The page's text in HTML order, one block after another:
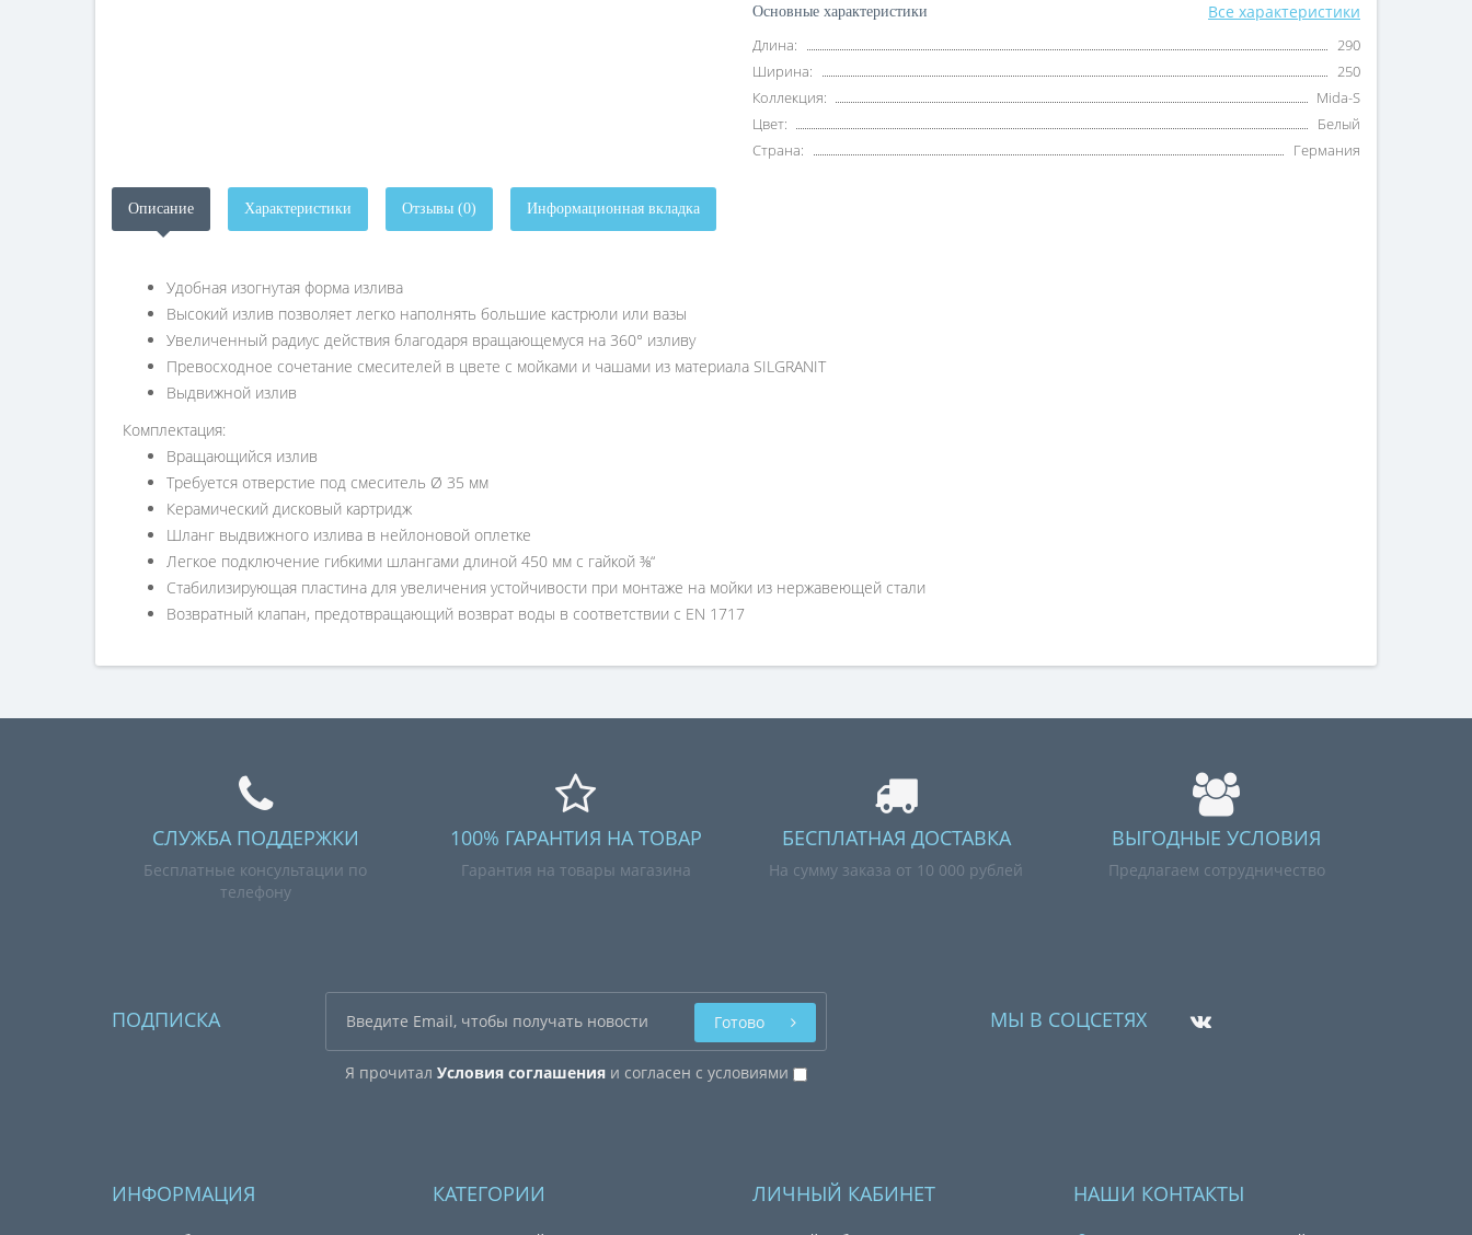
Основные характеристики Все характеристики
Длина:
290
Ширина:
250
Коллекция:
Mida-S
Цвет:
Белый
Страна:
Германия
Описание Характеристики Отзывы (0) Информационная вкладка
Удобная изогнутая форма излива
Высокий излив позволяет легко наполнять большие кастрюли или вазы
Увеличенный радиус действия благодаря вращающемуся на 360° изливу
Превосходное сочетание смесителей в цвете с мойками и чашами из материала SILGRANIT
Выдвижной излив
Комплектация:
Вращающийся излив
Требуется отверстие под смеситель Ø 35 мм
Керамический дисковый картридж
Шланг выдвижного излива в нейлоновой оплетке
Легкое подключение гибкими шлангами длиной 450 мм с гайкой ⅜“
Стабилизирующая пластина для увеличения устойчивости при монтаже на мойки из нержавеющей стали
Возвратный клапан, предотвращающий возврат воды в соответствии с EN 1717
СЛУЖБА ПОДДЕРЖКИ
Бесплатные консультации по
телефону
100% ГАРАНТИЯ НА ТОВАР
Гарантия на товары магазина
БЕСПЛАТНАЯ ДОСТАВКА
На сумму заказа от 10 000 рублей
ВЫГОДНЫЕ УСЛОВИЯ
Предлагаем сотрудничество
ПОДПИСКА
Я прочитал Условия соглашенияи согласен с условиями
Готово МЫ В СОЦСЕТЯХ
ИНФОРМАЦИЯ КАТЕГОРИИ ЛИЧНЫЙ КАБИНЕТ НАШИ КОНТАКТЫ